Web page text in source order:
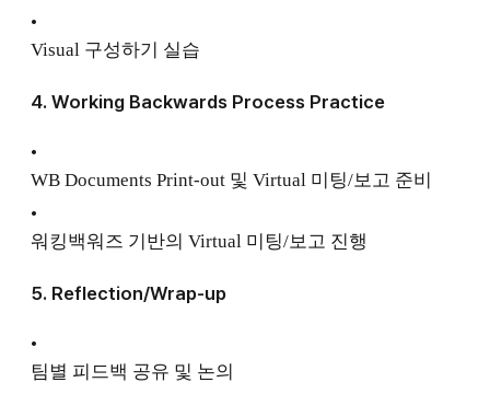
•
Visual 구성하기 실습
4. Working Backwards Process Practice
•
WB Documents Print-out 및 Virtual 미팅/보고 준비
•
워킹백워즈 기반의 Virtual 미팅/보고 진행
5. Reflection/Wrap-up
•
팀별 피드백 공유 및 논의